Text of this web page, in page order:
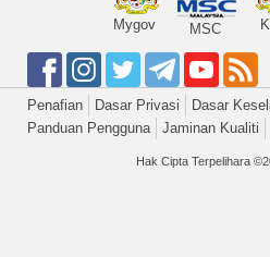
Mygov MSC
Penafian Dasar Privasi
Dasar
Panduan Pengguna
Jaminan Kualiti
Hak Cipta Terpelihara